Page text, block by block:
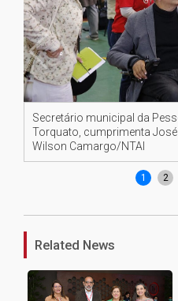
Secretário municipal da
Torquato, cumprimenta
Wilson Camargo/NTAI
1 2
Related News